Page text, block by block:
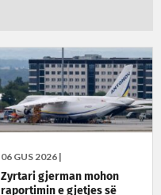
06 GUS 2026 |
Zyrtari gjerman mohon
raportimin e gjetjes së